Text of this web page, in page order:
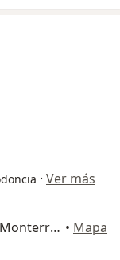
· Ver más
Av. Alfonso Reyes 269 Col. Contry, Monterrey • Mapa